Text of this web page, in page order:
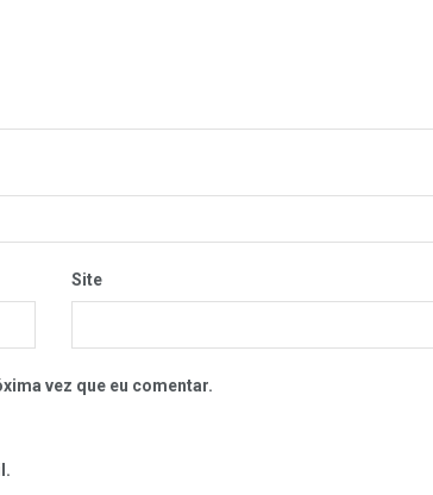
Site
vez que eu comentar.